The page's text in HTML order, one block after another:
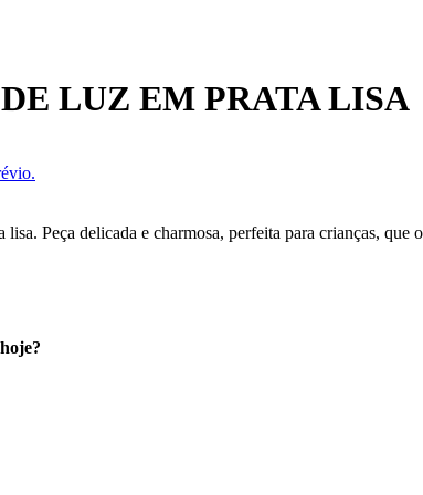
LUZ EM PRATA LISA
Peça delicada e charmosa, perfeita para crianças,